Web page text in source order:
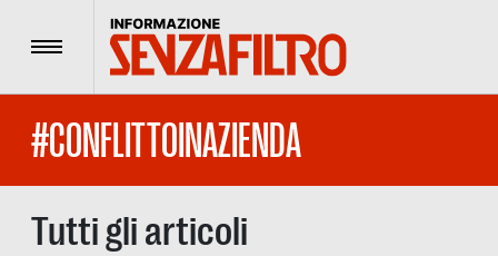
Menu
#CONFLITTOINAZIENDA
Tutti gli articoli